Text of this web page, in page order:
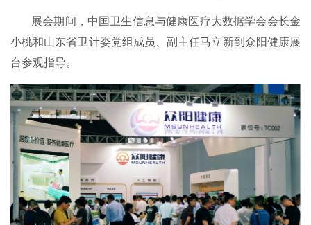
展会期间，中国卫生信息与健康医疗大数据学会会长金
小桃和山东省卫计委党组成员、副主任马立新到众阳健康展
台参观指导。